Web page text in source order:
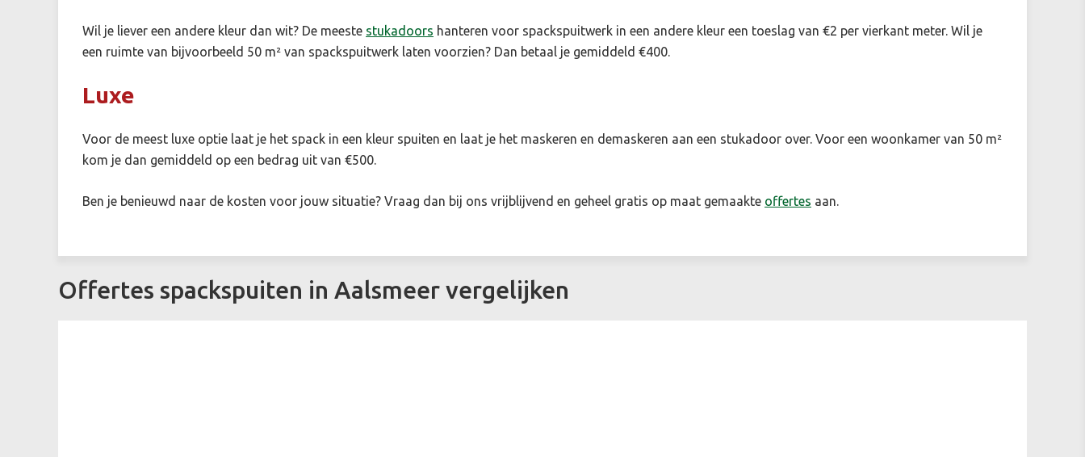
Wil je liever een andere kleur dan wit? De meeste stukadoors hanteren voor spackspuitwerk in een andere kleur een toeslag van €2 per vierkant meter. Wil je
een ruimte van bijvoorbeeld 50 m² van spackspuitwerk laten voorzien? Dan betaal je gemiddeld €400.
Luxe
Voor de meest luxe optie laat je het spack in een kleur spuiten en laat je het maskeren en demaskeren aan een stukadoor over. Voor een woonkamer van 50 m²
kom je dan gemiddeld op een bedrag uit van €500.
Ben je benieuwd naar de kosten voor jouw situatie? Vraag dan bij ons vrijblijvend en geheel gratis op maat gemaakte offertes aan.
Offertes spackspuiten in Aalsmeer vergelijken